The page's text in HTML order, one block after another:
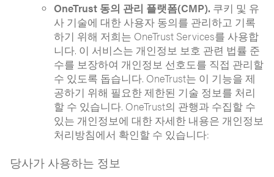
OneTrust 동의 관리 플랫폼(CMP). 쿠키 및 유
사 기술에 대한 사용자 동의를 관리하고 기록
하기 위해 저희는 OneTrust Services를 사용합
니다. 이 서비스는 개인정보 보호 관련 법률 준
수를 보장하여 개인정보 선호도를 직접 관리할
수 있도록 돕습니다. OneTrust는 이 기능을 제
공하기 위해 필요한 제한된 기술 정보를 처리
할 수 있습니다. OneTrust의 관행과 수집할 수
있는 개인정보에 대한 자세한 내용은 개인정보
처리방침에서 확인할 수 있습니다:
당사가 사용하는 정보